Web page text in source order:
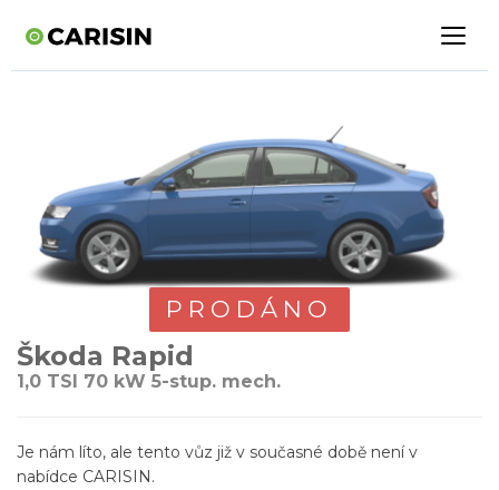
PRODÁNO
Škoda Rapid
1,0 TSI 70 kW 5-stup. mech.
Je nám líto, ale tento vůz již v současné době není v
nabídce CARISIN.